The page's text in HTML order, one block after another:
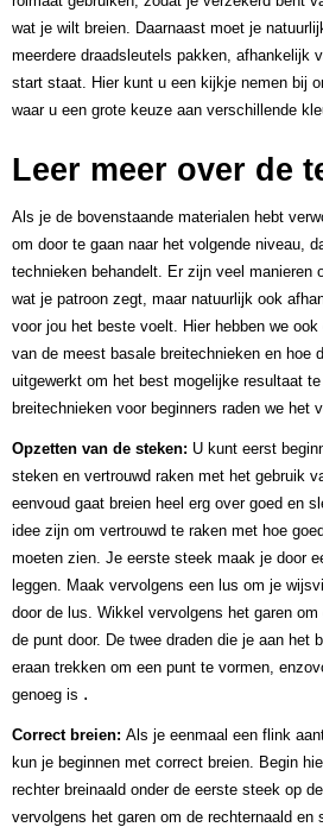
wat je wilt breien. Daarnaast moet je
meerdere draadsleutels pakken, afhankelijk
start staat. Hier kunt u een kijkje nemen bij
waar u een grote keuze aan verschillende
Leer meer over de
Als je de bovenstaande materialen hebt
om door te gaan naar het volgende niveau,
technieken behandelt. Er zijn veel manieren
wat je patroon zegt, maar natuurlijk ook
voor jou het beste voelt. Hier hebben we
van de meest basale breitechnieken en hoe
uitgewerkt om het best mogelijke resultaat
breitechnieken voor beginners raden we het
Opzetten van de steken: U kunt eerst
steken en vertrouwd raken met het gebruik
eenvoud gaat breien heel erg over goed en
idee zijn om vertrouwd te raken met hoe
moeten zien. Je eerste steek maak je door
leggen. Maak vervolgens een lus om je
door de lus. Wikkel vervolgens het garen
de punt door. De twee draden die je aan het
eraan trekken om een punt te vormen,
genoeg is .
Correct breien: Als je eenmaal een flink
kun je beginnen met correct breien. Begin
rechter breinaald onder de eerste steek op
vervolgens het garen om de rechternaald en